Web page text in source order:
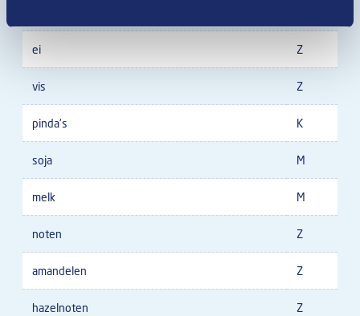
ei Z
vis Z
pinda's K
soja M
melk M
noten Z
amandelen Z
hazelnoten Z